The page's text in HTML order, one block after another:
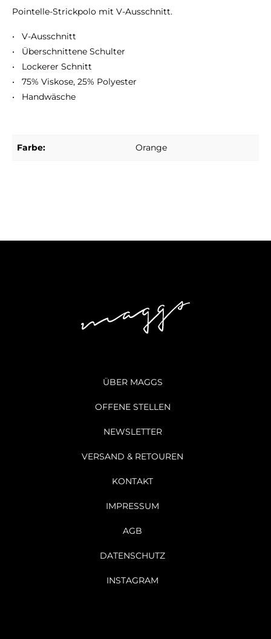
Pointelle-Strickpolo mit V-Ausschnitt.
• V-Ausschnitt
• Überschnittene Schulter
• Lockerer Schnitt
• 75% Viskose, 25% Polyester
• Handwäsche
Farbe: Orange
ÜBER MAGGS
OFFENE STELLEN
NEWSLETTER
VERSAND & RETOUREN
KONTAKT
IMPRESSUM
AGB
DATENSCHUTZ
INSTAGRAM